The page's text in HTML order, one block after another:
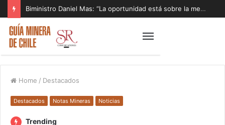
Biministro Daniel Mas: “La oportunidad está sobre la mesa y tenemos que aprovecharla”
Home / Destacados
Destacados Notas Mineras Noticias
Trending